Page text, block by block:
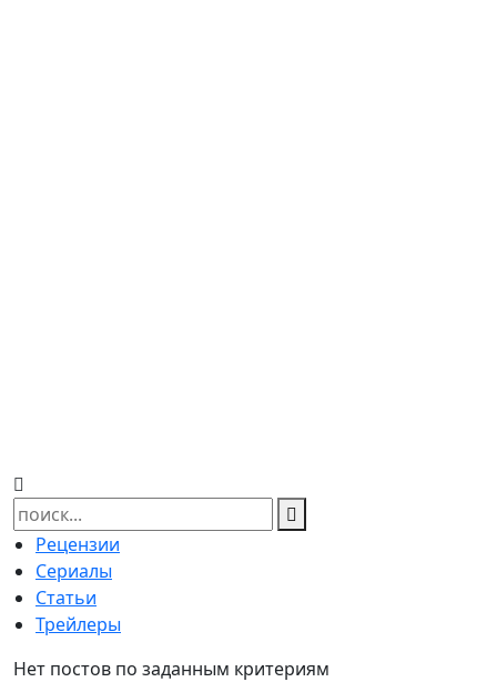
Найти:
Рецензии
Сериалы
Статьи
Трейлеры
Нет постов по заданным критериям